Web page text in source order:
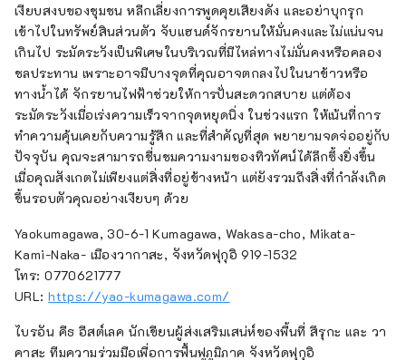
เงียบสงบของชุมชน หลีกเลี่ยงการพูดคุยเสียงดัง และอย่าบุกรุก
เข้าไปในทรัพย์สินส่วนตัว จับแฮนด์จักรยานให้มั่นคงและไม่แน่นจน
เกินไป ระมัดระวังเป็นพิเศษในบริเวณที่มีไหล่ทางไม่มั่นคงหรือคลอง
ชลประทาน เพราะอาจมีบางจุดที่คุณอาจตกลงไปในนาข้าวหรือ
ทางน้ำได้ จักรยานไฟฟ้าช่วยให้การปั่นสะดวกสบาย แต่ต้อง
ระมัดระวังเมื่อเร่งความเร็วจากจุดหยุดนิ่ง ในช่วงแรก ให้เน้นที่การ
ทำความคุ้นเคยกับความรู้สึก และที่สำคัญที่สุด พยายามจดจ่ออยู่กับ
ปัจจุบัน คุณจะสามารถชื่นชมความงามของทิวทัศน์ได้ลึกซึ้งยิ่งขึ้น
เมื่อคุณสังเกตไม่เพียงแต่สิ่งที่อยู่ข้างหน้า แต่ยังรวมถึงสิ่งที่กำลังเกิด
ขึ้นรอบตัวคุณอย่างเงียบๆ ด้วย
Yaokumagawa, 30-6-1 Kumagawa, Wakasa-cho, Mikata-
Kami-Naka- เมืองวากาสะ, จังหวัดฟุกุอิ 919-1532
โทร: 0770621777
URL:https://yao-kumagawa.com/
ไบรอัน คีธ อีสต์เลค นักเขียนผู้ส่งเสริมเสน่ห์ของพื้นที่ สึรุกะ และ วา
คาสะ ทีมความร่วมมือเพื่อการฟื้นฟูภูมิภาค จังหวัดฟุกุอิ